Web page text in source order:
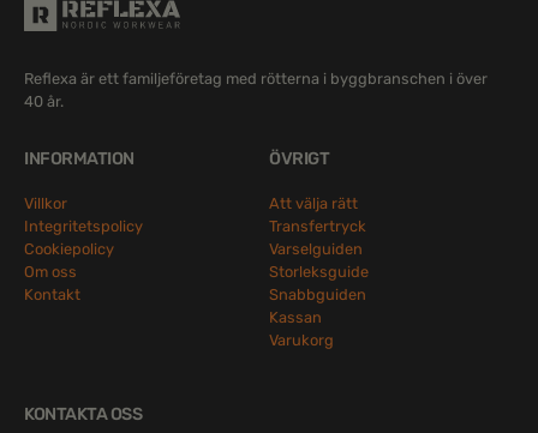
Reflexa är ett familjeföretag med rötterna i byggbranschen i över
40 år.
INFORMATION
Villkor
Integritetspolicy
Cookiepolicy
Om oss
Kontakt
ÖVRIGT
Att välja rätt
Transfertryck
Varselguiden
Storleksguide
Snabbguiden
Kassan
Varukorg
KONTAKTA OSS